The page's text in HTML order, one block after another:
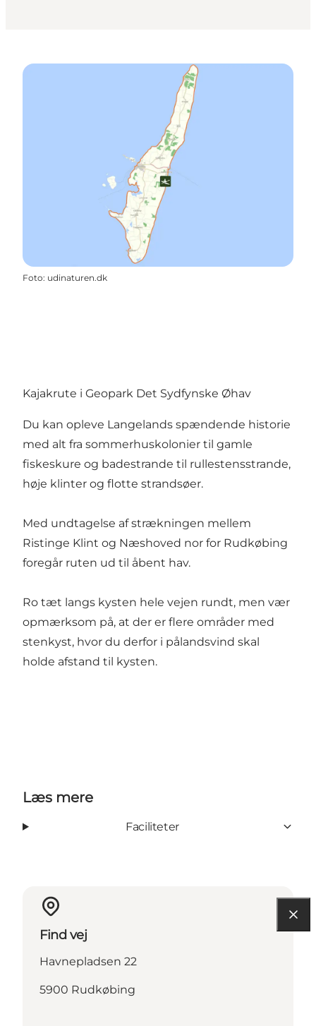
Foto: udinaturen.dk
Kajakrute i Geopark Det Sydfynske Øhav
Du kan opleve Langelands spændende historie
med alt fra sommerhuskolonier til gamle
fiskeskure og badestrande til rullestensstrande,
høje klinter og flotte strandsøer.
Med undtagelse af strækningen mellem
Ristinge Klint og Næshoved nor for Rudkøbing
foregår ruten ud til åbent hav.
Ro tæt langs kysten hele vejen rundt, men vær
opmærksom på, at der er flere områder med
stenkyst, hvor du derfor i pålandsvind skal
holde afstand til kysten.
Læs mere
Faciliteter
Find vej
Havnepladsen 22
5900 Rudkøbing